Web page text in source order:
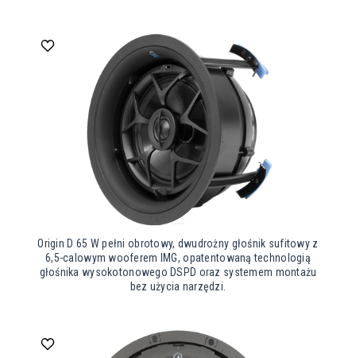
Origin D 65 W pełni obrotowy, dwudrożny głośnik sufitowy z
6,5-calowym wooferem IMG, opatentowaną technologią
głośnika wysokotonowego DSPD oraz systemem montażu
bez użycia narzędzi.